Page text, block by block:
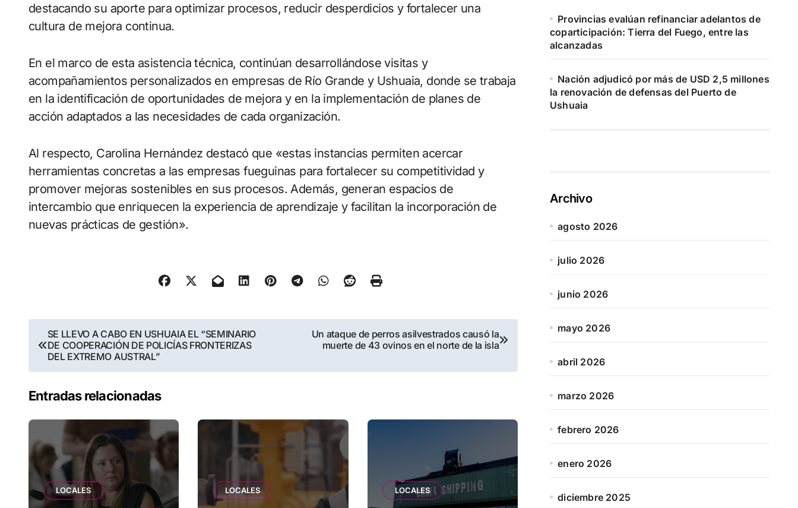
destacando su aporte para optimizar procesos, reducir desperdicios y fortalecer una
cultura de mejora continua.
En el marco de esta asistencia técnica, continúan desarrollándose visitas y
acompañamientos personalizados en empresas de Río Grande y Ushuaia, donde se trabaja
en la identificación de oportunidades de mejora y en la implementación de planes de
acción adaptados a las necesidades de cada organización.
Al respecto, Carolina Hernández destacó que «estas instancias permiten acercar
herramientas concretas a las empresas fueguinas para fortalecer su competitividad y
promover mejoras sostenibles en sus procesos. Además, generan espacios de
intercambio que enriquecen la experiencia de aprendizaje y facilitan la incorporación de
nuevas prácticas de gestión».
Navegación
de
SE LLEVO A CABO EN USHUAIA EL “SEMINARIO
DE COOPERACIÓN DE POLICÍAS FRONTERIZAS
DEL EXTREMO AUSTRAL”
Un ataque de perros asilvestrados causó la
muerte de 43 ovinos en el norte de la isla
Entradas relacionadas
LOCALES LOCALES LOCALES
Provincias evalúan refinanciar adelantos de
coparticipación: Tierra del Fuego, entre las
alcanzadas
Nación adjudicó por más de USD 2,5 millones
la renovación de defensas del Puerto de
Ushuaia
Archivo
agosto 2026
julio 2026
junio 2026
mayo 2026
abril 2026
marzo 2026
febrero 2026
enero 2026
diciembre 2025